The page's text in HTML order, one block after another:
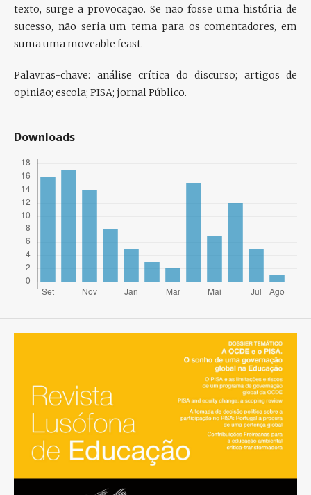
texto, surge a provocação. Se não fosse uma história de
sucesso, não seria um tema para os comentadores, em
suma uma moveable feast.
Palavras-chave: análise crítica do discurso; artigos de
opinião; escola; PISA; jornal Público.
Downloads